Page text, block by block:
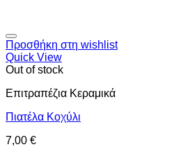
Προσθήκη στη wishlist
Quick View
Out of stock
Επιτραπέζια Κεραμικά
Πιατέλα Κοχύλι
7,00 €